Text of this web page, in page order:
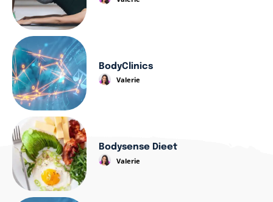
BodyClinics
Valerie
Bodysense Dieet
Valerie